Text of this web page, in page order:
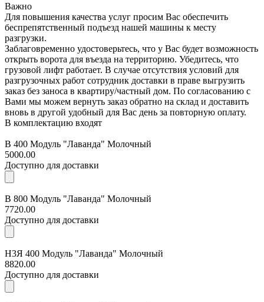
Важно
Для повышения качества услуг просим Вас обеспечить
беспрепятственный подъезд нашей машины к месту
разгрузки.
Заблаговременно удостоверьтесь, что у Вас будет возможность
открыть ворота для въезда на территорию. Убедитесь, что
грузовой лифт работает. В случае отсутствия условий для
разгрузочных работ сотрудник доставки в праве выгрузить
заказ без заноса в квартиру/частный дом. По согласованию с
Вами мы можем вернуть заказ обратно на склад и доставить
вновь в другой удобный для Вас день за повторную оплату.
В комплектацию входят
В 400 Модуль "Лаванда" Молочный
5000.00
Доступно для доставки
В 800 Модуль "Лаванда" Молочный
7720.00
Доступно для доставки
Н3Я 400 Модуль "Лаванда" Молочный
8820.00
Доступно для доставки